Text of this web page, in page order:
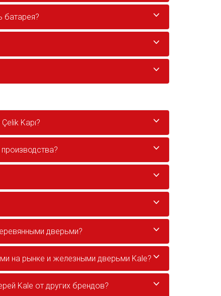
батарея?
Kapı?
дверьми?
на рынке и железными дверьми Kale?
Kale от других брендов?